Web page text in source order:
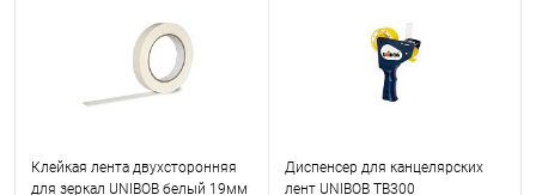
Клейкая лента двухсторонняя
для зеркал UNIBOB белый 19мм
Диспенсер для канцелярских
лент UNIBOB TB300